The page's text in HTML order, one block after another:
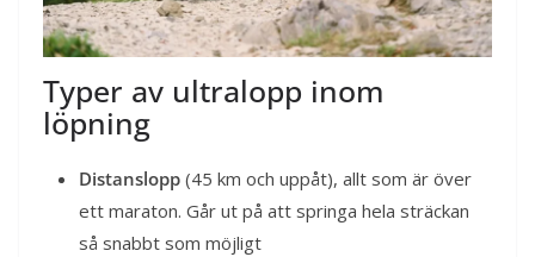
Typer av ultralopp inom
löpning
Distanslopp (45 km och uppåt), allt som är över
ett maraton. Går ut på att springa hela sträckan
så snabbt som möjligt